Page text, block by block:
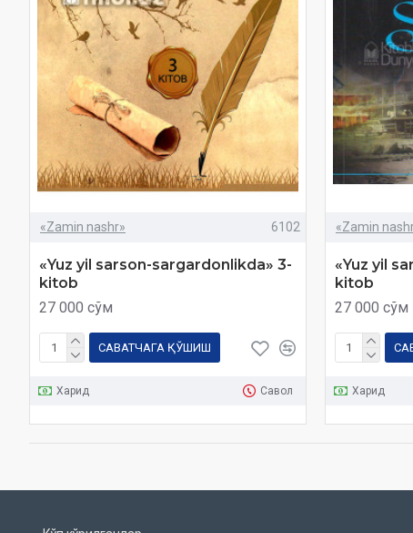
«Zamin nashr» 6102
«Yuz yil sarson-sargardonlikda» 3-
kitob
27 000 сўм
САВАТЧАГА ҚЎШИШ
Харид Савол
«Zamin
«Yuz yil
kitob
27 000 сўм
Харид